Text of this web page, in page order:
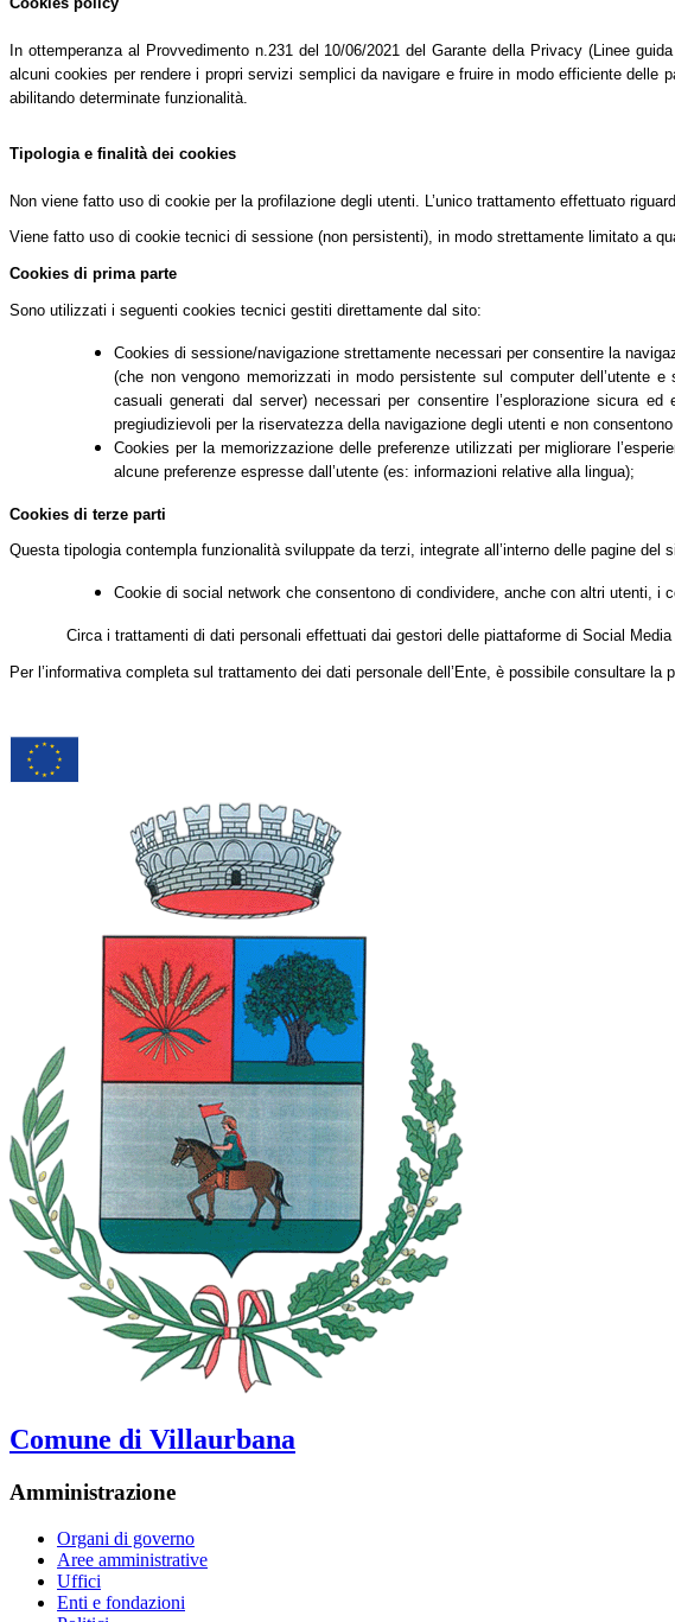
In ottemperanza al Provvedimento n.231 del 10/06/2021 del Garante della Privacy (Linee
alcuni cookies per rendere i propri servizi semplici da navigare e fruire in modo efficiente
abilitando determinate funzionalità.
Tipologia e finalità dei cookies
Non viene fatto uso di cookie per la profilazione degli utenti. L’unico trattamento effettuato
Viene fatto uso di cookie tecnici di sessione (non persistenti), in modo strettamente limitato a
Cookies di prima parte
Sono utilizzati i seguenti cookies tecnici gestiti direttamente dal sito:
Cookies di sessione/navigazione strettamente necessari per consentire la
(che non vengono memorizzati in modo persistente sul computer dell’utente
casuali generati dal server) necessari per consentire l’esplorazione sicura
pregiudizievoli per la riservatezza della navigazione degli utenti e non
Cookies per la memorizzazione delle preferenze utilizzati per migliorare
alcune preferenze espresse dall’utente (es: informazioni relative alla lingua);
Cookies di terze parti
Questa tipologia contempla funzionalità sviluppate da terzi, integrate all’interno delle pagine del
Cookie di social network che consentono di condividere, anche con altri utenti,
Circa i trattamenti di dati personali effettuati dai gestori delle piattaforme di Social
Per l’informativa completa sul trattamento dei dati personale dell’Ente, è possibile consultare la
Comune di Villaurbana
Amministrazione
Organi di governo
Aree amministrative
Uffici
Enti e fondazioni